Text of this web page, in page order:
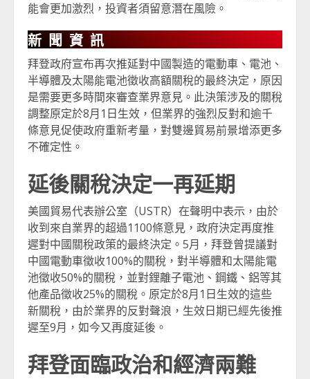
能會更加激烈，投資者須留意潛在風險。
新聞資訊
拜登政府宣布再次推延對中國製造的電動車、電池、
半導體及太陽能電池徵收高額關稅的最終決定，原因
是需要更多時間來審查業界意見。此決策涉及的關稅
調整原定於8月1日生效，但業界的強烈反對和逾千
條意見促使政府重新考量，對雙邊貿易前景增添更多
不確定性。
延後關稅決定一再延期
美國貿易代表辦公室（USTR）在聲明中表示，由於
收到來自業界的超過1100條意見，政府決定再度推
遲對中國關稅政策的最終決定。5月，拜登曾提議對
中國電動車徵收100%的關稅，對半導體和太陽能電
池徵收50%的關稅，並對鋰離子電池、鋼鐵、鋁等其
他產品徵收25%的關稅。原定於8月1日生效的這些
新關稅，由於業界的反對聲浪，生效日期已經先後推
遲至9月，如今又再度延後。
拜登面臨政治和經濟兩難